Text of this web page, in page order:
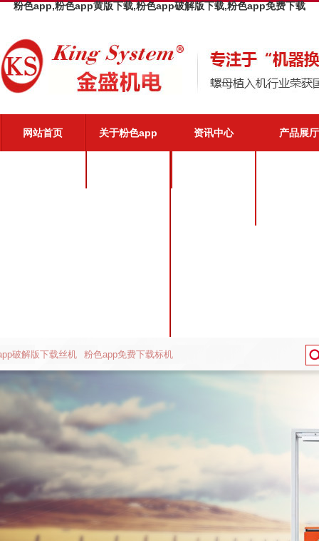
粉色app,粉色app黄版下载,粉色app破解版下载,粉色app免费下载
网站首页 关于粉色app 资讯中心 产品展厅
破解版下载丝机 粉色app免费下载标机